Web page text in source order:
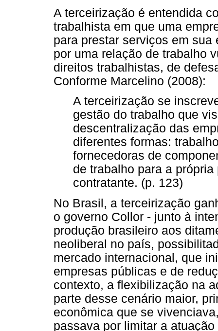
A terceirização é entendida
trabalhista em que uma
para prestar serviços em sua
por uma relação de trabalho
direitos trabalhistas, de
Conforme Marcelino (2008):
A terceirização se
gestão do trabalho que
descentralização das
diferentes formas:
fornecedoras de
de trabalho para a
contratante. (p. 123)
No Brasil, a terceirização
o governo Collor - junto à
produção brasileiro aos
neoliberal no país,
mercado internacional, que
empresas públicas e de
contexto, a flexibilização na
parte desse cenário maior,
econômica que se
passava por limitar a